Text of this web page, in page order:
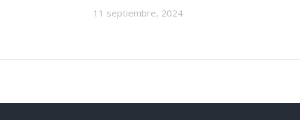
11 septiembre, 2024